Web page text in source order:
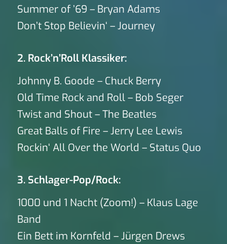
Summer of ’69 – Bryan Adams
Don’t Stop Believin‘ – Journey
2. Rock’n’Roll Klassiker:
Johnny B. Goode – Chuck Berry
Old Time Rock and Roll – Bob Seger
Twist and Shout – The Beatles
Great Balls of Fire – Jerry Lee Lewis
Rockin‘ All Over the World – Status Quo
3. Schlager-Pop/Rock:
1000 und 1 Nacht (Zoom!) – Klaus Lage
Band
Ein Bett im Kornfeld – Jürgen Drews